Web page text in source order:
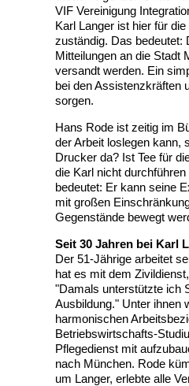
VIF Vereinigung
Karl Langer ist hier für
zuständig. Das bedeutet:
Mitteilungen an die Stadt
versandt werden. Ein
bei den Assistenzkräften
sorgen.
Hans Rode ist zeitig im
der Arbeit loslegen kann,
Drucker da? Ist Tee für
die Karl nicht
bedeutet: Er kann seine
mit großen
Gegenstände bewegt
Seit 30 Jahren bei Karl
Der 51-Jährige arbeitet
hat es mit dem
"Damals unterstützte ich
Ausbildung." Unter ihnen
harmonischen
Betriebswirtschafts-
Pflegedienst mit
nach München. Rode
um Langer, erlebte alle